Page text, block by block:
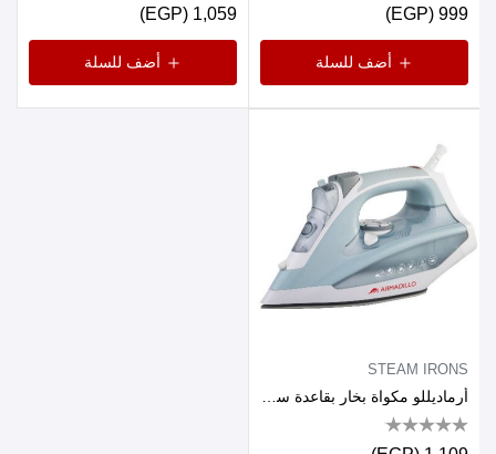
999 (EGP)
أضف للسلة
1,059 (EGP)
أضف للسلة
STEAM IRONS